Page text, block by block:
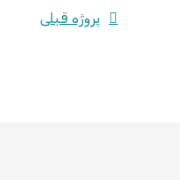
پروژه قبلی